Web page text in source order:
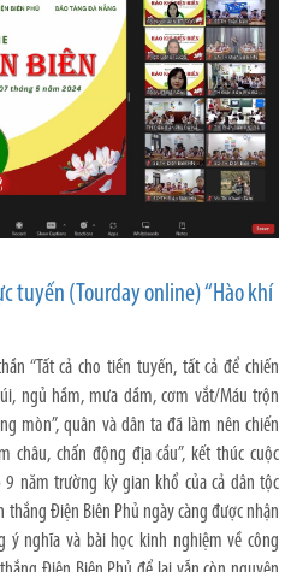
tuyến (Tourday online) “Hào khí
“Tất cả cho tiền tuyến, tất cả để chiến
ngủ hầm, mưa dầm, cơm vắt/Máu trộn
mòn”, quân và dân ta đã làm nên chiến
châu, chấn động địa cầu”, kết thúc cuộc
9 năm trường kỳ gian khổ của cả dân tộc
Điện Biên Phủ ngày càng được nhận
ý nghĩa và bài học kinh nghiệm về công